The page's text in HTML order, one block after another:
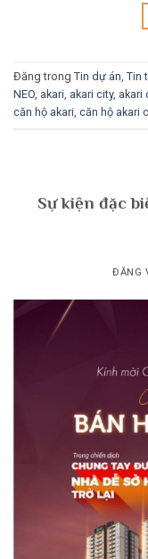
Đăng trong Tin dự án Tin
NEO akari akari city, akari
căn hộ akari căn hộ akari
Sự kiện đặc
ĐĂNG